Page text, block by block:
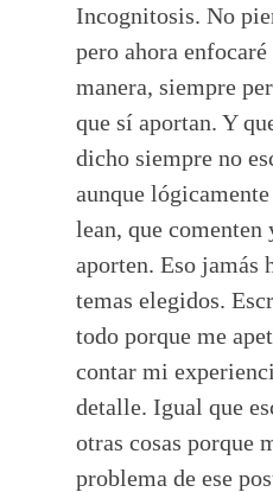
Incognitosis. No
pero ahora
manera, siempre
que sí aportan. Y
dicho siempre no
aunque
lean, que comenten
aporten. Eso jamás
temas elegidos.
todo porque me
contar mi
detalle. Igual que
otras cosas porque
problema de ese